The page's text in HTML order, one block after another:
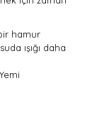
hamur
ışığı daha